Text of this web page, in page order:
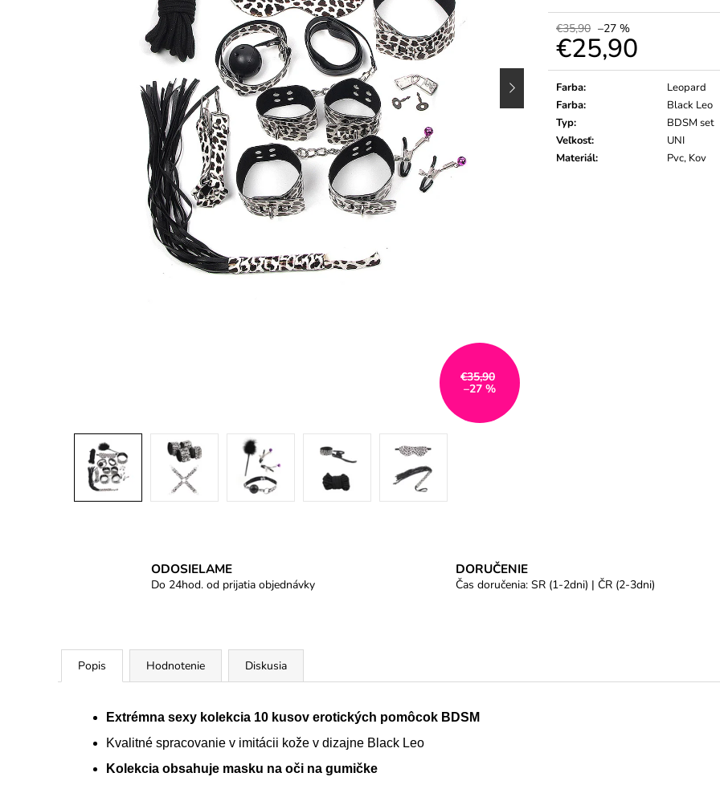
€35,90 –27 %
€25,90
Jednotková
cena:
Farba:
Leopard
Farba:
Black Leo
Typ:
BDSM set
Veľkosť:
UNI
Materiál: Pvc, Kov
€35,90
–27 %
ODOSIELAME
Do 24hod. od prijatia objednávky
DORUČENIE
Čas doručenia: SR (1-2dni) | ČR (2-3dni)
Popis Hodnotenie Diskusia
Extrémna sexy kolekcia 10 kusov erotických pomôcok BDSM
Kvalitné spracovanie v imitácii kože v dizajne Black Leo
Kolekcia obsahuje masku na oči na gumičke